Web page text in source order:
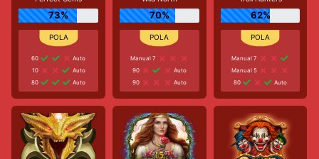
73%
60
Auto
10
Auto
80
Auto
70%
Manual 7
90
Auto
90
Auto
62%
Manual 7
Manual 5
80
Auto